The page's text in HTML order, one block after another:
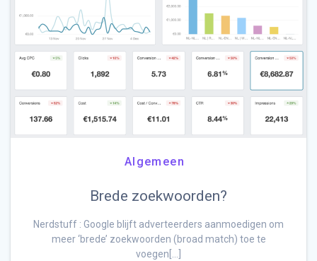
Algemeen
Brede zoekwoorden?
Nerdstuff : Google blijft adverteerders aanmoedigen om
meer ‘brede’ zoekwoorden (broad match) toe te
voegen[…]